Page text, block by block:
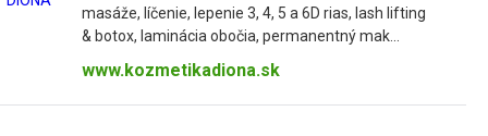
masáže, líčenie, lepenie 3, 4, 5 a 6D rias, lash lifting
& botox, laminácia obočia, permanentný mak...
www.kozmetikadiona.sk